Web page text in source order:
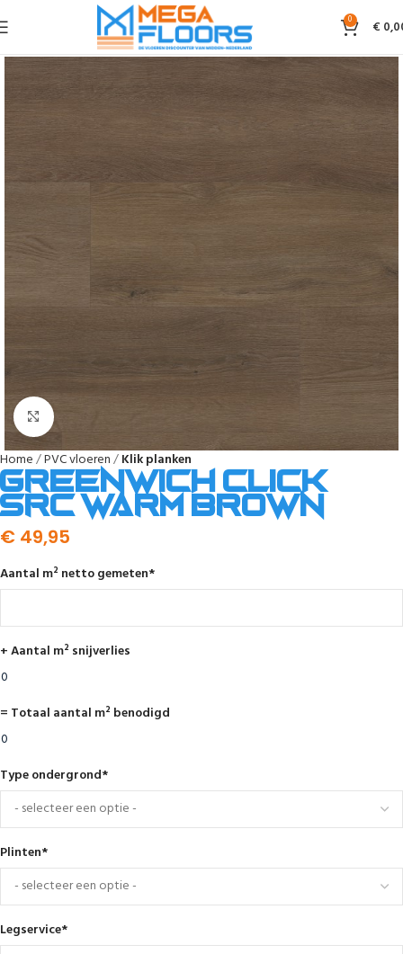
0 €
Home PVC vloeren Klik planken
Greenwich click
SRC warm brown
€ 49,95
Aantal m² netto gemeten*
+ Aantal m² snijverlies
= Totaal aantal m² benodigd
Type ondergrond*
Plinten*
Legservice*
Afbeelding vergroten